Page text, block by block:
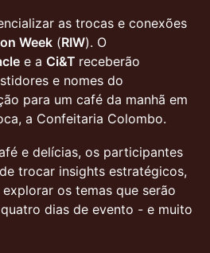
as trocas e conexões
Week (RIW). O
e a Ci&T receberão
e nomes do
para um café da manhã em
a Confeitaria Colombo.
e delícias, os participantes
trocar insights estratégicos,
os temas que serão
dias de evento - e muito